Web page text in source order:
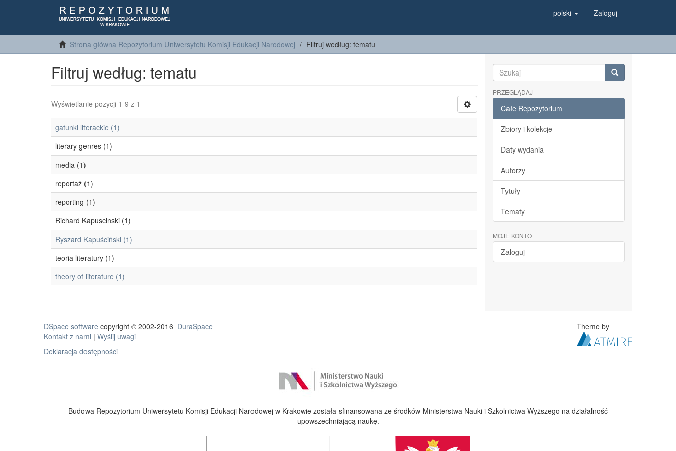
polski Zaloguj
Strona główna Repozytorium Uniwersytetu Komisji Edukacji Narodowej Filtruj według: tematu
Filtruj według: tematu
Wyświetlanie pozycji 1-9 z 1
gatunki literackie (1)
literary genres (1)
media (1)
reportaż (1)
reporting (1)
Richard Kapuscinski (1)
Ryszard Kapuściński (1)
teoria literatury (1)
theory of literature (1)
PRZEGLĄDAJ
Całe Repozytorium
Zbiory i kolekcje
Daty wydania
Autorzy
Tytuły
Tematy
MOJE KONTO
Zaloguj
DSpace software copyright © 2002-2016 DuraSpace
Kontakt z nami | Wyślij uwagi
Deklaracja dostępności
Theme by
Budowa Repozytorium Uniwersytetu Komisji Edukacji Narodowej w Krakowie została sfinansowana ze środków Ministerstwa Nauki i Szkolnictwa Wyższego na działalność
upowszechniającą naukę.